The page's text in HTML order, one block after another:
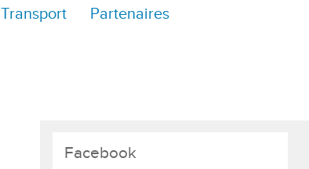
Transport Partenaires
Facebook